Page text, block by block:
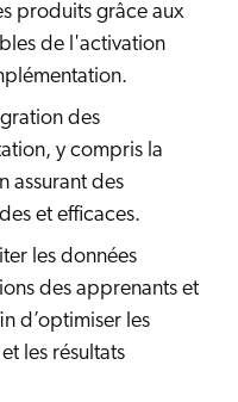
produits grâce aux
de l'activation
des
y compris la
assurant des
et efficaces.
les données
des apprenants et
d’optimiser les
les résultats